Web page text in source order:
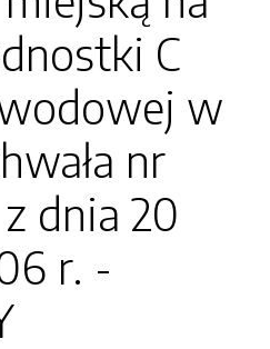
C
w
nr
dnia 20
r. -